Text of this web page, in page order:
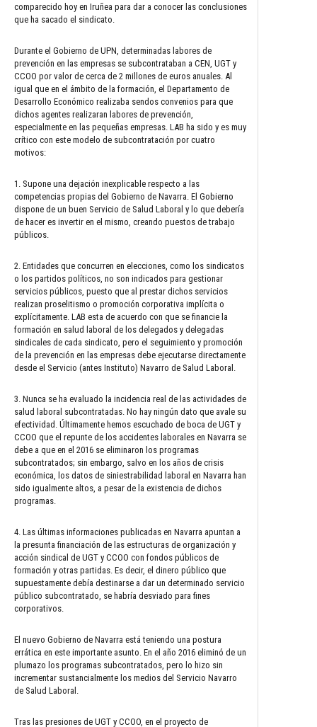
comparecido hoy en Iruñea para dar a conocer las conclusiones
que ha sacado el sindicato.
Durante el Gobierno de UPN, determinadas labores de
prevención en las empresas se subcontrataban a CEN, UGT y
CCOO por valor de cerca de 2 millones de euros anuales. Al
igual que en el ámbito de la formación, el Departamento de
Desarrollo Económico realizaba sendos convenios para que
dichos agentes realizaran labores de prevención,
especialmente en las pequeñas empresas. LAB ha sido y es muy
crítico con este modelo de subcontratación por cuatro
motivos:
1. Supone una dejación inexplicable respecto a las
competencias propias del Gobierno de Navarra. El Gobierno
dispone de un buen Servicio de Salud Laboral y lo que debería
de hacer es invertir en el mismo, creando puestos de trabajo
públicos.
2. Entidades que concurren en elecciones, como los sindicatos
o los partidos políticos, no son indicados para gestionar
servicios públicos, puesto que al prestar dichos servicios
realizan proselitismo o promoción corporativa implícita o
explícitamente. LAB esta de acuerdo con que se financie la
formación en salud laboral de los delegados y delegadas
sindicales de cada sindicato, pero el seguimiento y promoción
de la prevención en las empresas debe ejecutarse directamente
desde el Servicio (antes Instituto) Navarro de Salud Laboral.
3. Nunca se ha evaluado la incidencia real de las actividades de
salud laboral subcontratadas. No hay ningún dato que avale su
efectividad. Últimamente hemos escuchado de boca de UGT y
CCOO que el repunte de los accidentes laborales en Navarra se
debe a que en el 2016 se eliminaron los programas
subcontratados; sin embargo, salvo en los años de crisis
económica, los datos de siniestrabilidad laboral en Navarra han
sido igualmente altos, a pesar de la existencia de dichos
programas.
4. Las últimas informaciones publicadas en Navarra apuntan a
la presunta financiación de las estructuras de organización y
acción sindical de UGT y CCOO con fondos públicos de
formación y otras partidas. Es decir, el dinero público que
supuestamente debía destinarse a dar un determinado servicio
público subcontratado, se habría desviado para fines
corporativos.
El nuevo Gobierno de Navarra está teniendo una postura
errática en este importante asunto. En el año 2016 eliminó de un
plumazo los programas subcontratados, pero lo hizo sin
incrementar sustancialmente los medios del Servicio Navarro
de Salud Laboral.
Tras las presiones de UGT y CCOO, en el proyecto de